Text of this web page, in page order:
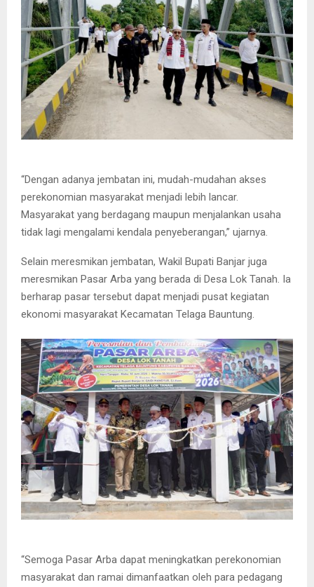
“Dengan adanya jembatan ini, mudah-mudahan akses
perekonomian masyarakat menjadi lebih lancar.
Masyarakat yang berdagang maupun menjalankan usaha
tidak lagi mengalami kendala penyeberangan,” ujarnya.
Selain meresmikan jembatan, Wakil Bupati Banjar juga
meresmikan Pasar Arba yang berada di Desa Lok Tanah. Ia
berharap pasar tersebut dapat menjadi pusat kegiatan
ekonomi masyarakat Kecamatan Telaga Bauntung.
“Semoga Pasar Arba dapat meningkatkan perekonomian
masyarakat dan ramai dimanfaatkan oleh para pedagang